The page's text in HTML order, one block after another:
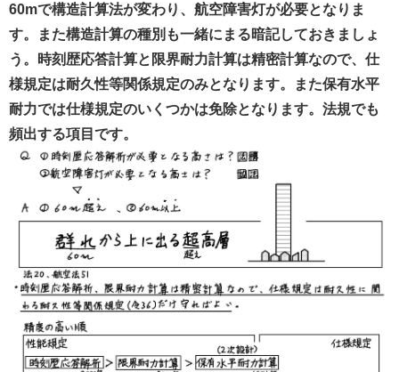
60mで構造計算法が変わり、航空障害灯が必要となりま
す。また構造計算の種別も一緒にまる暗記しておきましょ
う。時刻歴応答計算と限界耐力計算は精密計算なので、仕
様規定は耐久性等関係規定のみとなります。また保有水平
耐力では仕様規定のいくつかは免除となります。法規でも
頻出する項目です。